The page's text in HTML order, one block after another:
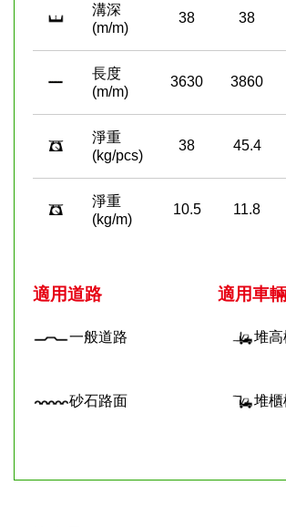
溝深
(m/m)
38 38
長度
(m/m)
3630 3860
淨重
(kg/pcs)
38 45.4
淨重
(kg/m)
10.5 11.8
適用道路
一般道路
砂石路面
適用車輛
堆高
堆櫃